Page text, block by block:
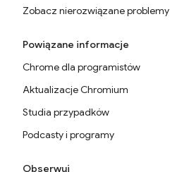
Zobacz nierozwiązane problemy
Powiązane informacje
Chrome dla programistów
Aktualizacje Chromium
Studia przypadków
Podcasty i programy
Obserwuj